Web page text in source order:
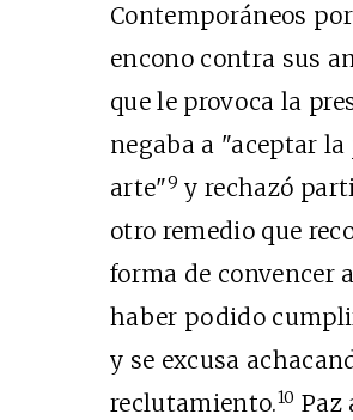
Contemporáneos
encono contra sus
que le provoca la
negaba a "aceptar
arte"9 y rechazó
otro remedio que
forma de convencer
haber podido
y se excusa
reclutamiento.10 Paz